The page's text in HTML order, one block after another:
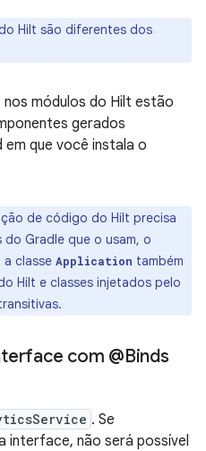
Hilt são diferentes dos
módulos do Hilt estão
gerados
que você instala o
de código do Hilt precisa
Gradle que o usam, o
classe Application também
Hilt e classes injetados pelo
com @Binds
. Se
interface, não será possível